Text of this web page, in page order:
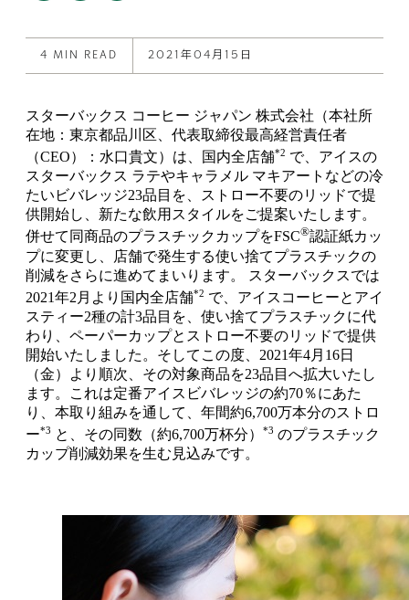
post
X
post
Facebook
4 MIN READ 2021年04月15日
スターバックス コーヒー ジャパン 株式会社（本社所
在地：東京都品川区、代表取締役最高経営責任者
（CEO）：水口貴文）は、国内全店舗*2 で、アイスの
スターバックス ラテやキャラメル マキアートなどの冷
たいビバレッジ23品目を、ストロー不要のリッドで提
供開始し、新たな飲用スタイルをご提案いたします。
併せて同商品のプラスチックカップをFSC®認証紙カッ
プに変更し、店舗で発生する使い捨てプラスチックの
削減をさらに進めてまいります。 スターバックスでは
2021年2月より国内全店舗*2 で、アイスコーヒーとアイ
スティー2種の計3品目を、使い捨てプラスチックに代
わり、ペーパーカップとストロー不要のリッドで提供
開始いたしました。そしてこの度、2021年4月16日
（金）より順次、その対象商品を23品目へ拡大いたし
ます。これは定番アイスビバレッジの約70％にあた
り、本取り組みを通して、年間約6,700万本分のストロ
ー*3 と、その同数（約6,700万杯分） *3 のプラスチック
カップ削減効果を生む見込みです。